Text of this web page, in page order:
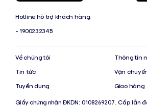
Hotline hỗ trợ khách hàng:
- 1900232345
Về chúng tôi
Tin tức
Tuyển dụng
Thông tin
Vận
Giao hàng
Giấy chứng nhận ĐKDN: 0108269207. Cấp lần